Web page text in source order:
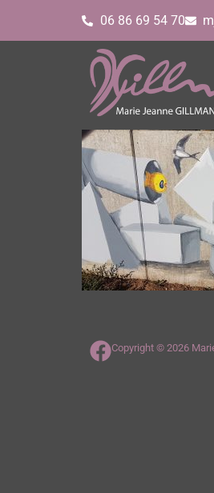
06 86 69 54 70
Copyright © 2026